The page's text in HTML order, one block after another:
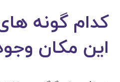
کدام گونه
این مکان